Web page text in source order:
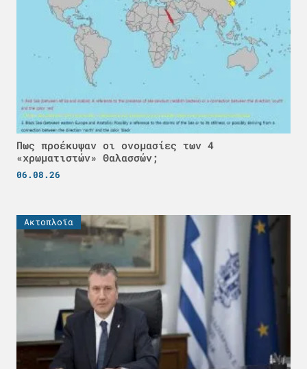
Πως προέκυψαν οι ονομασίες των 4
«χρωματιστών» Θαλασσών;
06.08.26
Ακτοπλοϊα